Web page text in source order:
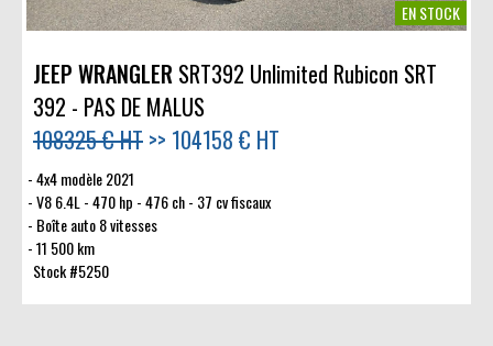
EN STOCK
JEEP WRANGLER SRT392 Unlimited Rubicon SRT
392 - PAS DE MALUS
108325 € HT >> 104158 € HT
4x4 modèle 2021
V8 6.4L - 470 hp - 476 ch - 37 cv fiscaux
Boîte auto 8 vitesses
11 500 km
Stock #5250